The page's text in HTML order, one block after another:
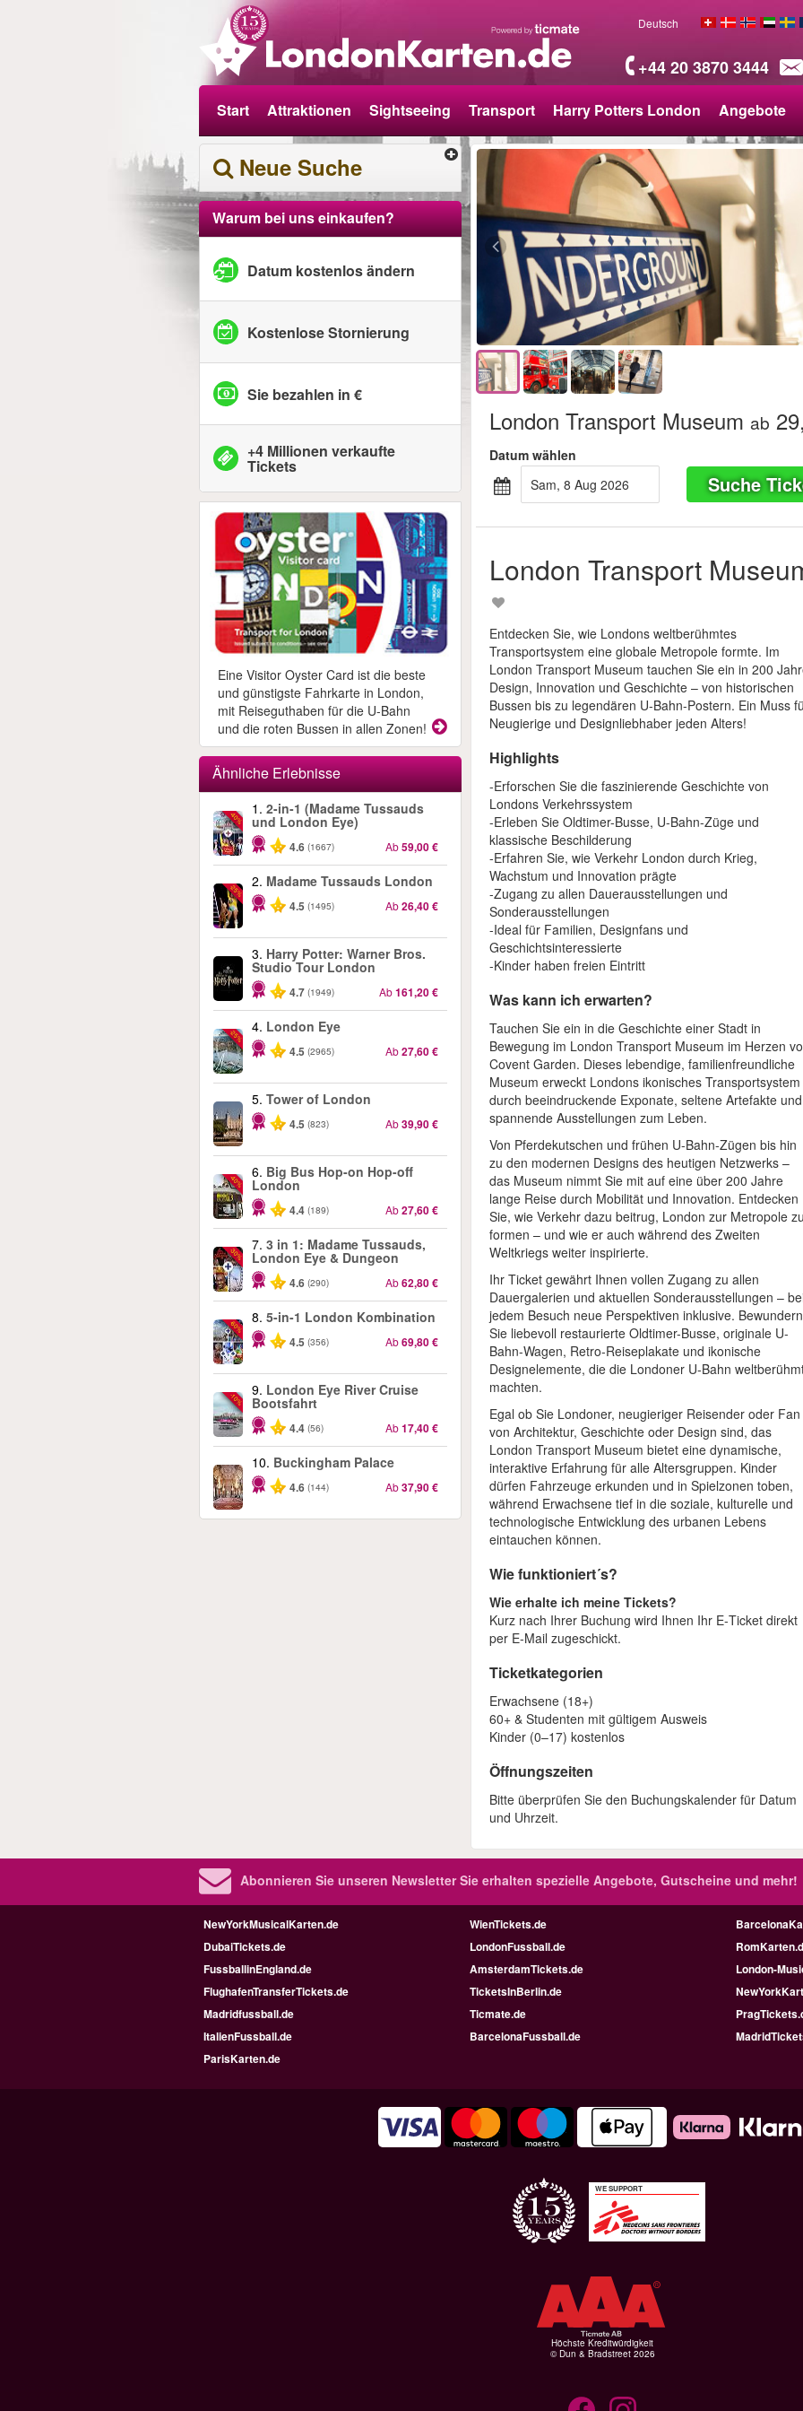
+44 20 3870 3444
Deutsch
Start Attraktionen Sightseeing Transport Harry Potters London Angebote
Neue Suche
Warum bei uns einkaufen?
Datum kostenlos ändern
Kostenlose Stornierung
Sie bezahlen in €
+4 Millionen verkaufte
Tickets
Eine Visitor Oyster Card ist die beste
und günstigste Fahrkarte in London,
mit Reiseguthaben für die U-Bahn
und die roten Bussen in allen Zonen!
Ähnliche Erlebnisse
-40%
1. 2-in-1 (Madame Tussauds
und London Eye)
4.6 (1667) Ab59,00 €
-25%
2. Madame Tussauds London
4.5 (1495) Ab26,40 €
3. Harry Potter: Warner Bros.
Studio Tour London
4.7 (1949) Ab161,20 €
-25%
4. London Eye
4.5 (2965) Ab27,60 €
5. Tower of London
4.5 (823) Ab39,90 €
-40%
6. Big Bus Hop-on Hop-off
London
4.4 (189) Ab27,60 €
-30%
7. 3 in 1: Madame Tussauds,
London Eye & Dungeon
4.6 (290) Ab62,80 €
-60%
8. 5-in-1 London Kombination
4.5 (356) Ab69,80 €
-10%
9. London Eye River Cruise
Bootsfahrt
4.4 (56) Ab17,40 €
10. Buckingham Palace
4.6 (144) Ab37,90 €
London Transport Museum ab
Datum wählen
Sam, 8 Aug 2026
Suche
London Transport
Entdecken Sie, wie Londons weltberühmtes
Transportsystem eine globale Metropole formte. Im
London Transport Museum tauchen Sie ein in 200
Design, Innovation und Geschichte – von historischen
Bussen bis zu legendären U-Bahn-Postern. Ein Muss
Neugierige und Designliebhaber jeden Alters!
Highlights
-Erforschen Sie die faszinierende Geschichte von
Londons Verkehrssystem
-Erleben Sie Oldtimer-Busse, U-Bahn-Züge und
klassische Beschilderung
-Erfahren Sie, wie Verkehr London durch Krieg,
Wachstum und Innovation prägte
-Zugang zu allen Dauerausstellungen und
Sonderausstellungen
-Ideal für Familien, Designfans und
Geschichtsinteressierte
-Kinder haben freien Eintritt
Was kann ich erwarten?
Tauchen Sie ein in die Geschichte einer Stadt in
Bewegung im London Transport Museum im Herzen
Covent Garden. Dieses lebendige, familienfreundliche
Museum erweckt Londons ikonisches Transportsystem
durch beeindruckende Exponate, seltene Artefakte und
spannende Ausstellungen zum Leben.
Von Pferdekutschen und frühen U-Bahn-Zügen bis hin
zu den modernen Designs des heutigen Netzwerks –
das Museum nimmt Sie mit auf eine über 200 Jahre
lange Reise durch Mobilität und Innovation. Entdecken
Sie, wie Verkehr dazu beitrug, London zur Metropole zu
formen – und wie er auch während des Zweiten
Weltkriegs weiter inspirierte.
Ihr Ticket gewährt Ihnen vollen Zugang zu allen
Dauergalerien und aktuellen Sonderausstellungen –
jedem Besuch neue Perspektiven inklusive. Bewundern
Sie liebevoll restaurierte Oldtimer-Busse, originale U-
Bahn-Wagen, Retro-Reiseplakate und ikonische
Designelemente, die die Londoner U-Bahn
machten.
Egal ob Sie Londoner, neugieriger Reisender oder Fan
von Architektur, Geschichte oder Design sind, das
London Transport Museum bietet eine dynamische,
interaktive Erfahrung für alle Altersgruppen. Kinder
dürfen Fahrzeuge erkunden und in Spielzonen toben,
während Erwachsene tief in die soziale, kulturelle und
technologische Entwicklung des urbanen Lebens
eintauchen können.
Wie funktioniert´s?
Wie erhalte ich meine Tickets?
Kurz nach Ihrer Buchung wird Ihnen Ihr E‑Ticket direkt
per E‑Mail zugeschickt.
Ticketkategorien
Erwachsene (18+)
60+ & Studenten mit gültigem Ausweis
Kinder (0–17) kostenlos
Öffnungszeiten
Bitte überprüfen Sie den Buchungskalender für Datum
und Uhrzeit.
Abonnieren Sie unseren NewsletterSie erhalten spezielle Angebote, Gutscheine und mehr!
NewYorkMusicalKarten.de WienTickets.de
DubaiTickets.de
LondonFussball.de
FussballinEngland.de
AmsterdamTickets.de
London-
FlughafenTransferTickets.de
TicketsInBerlin.de
Madridfussball.de
Ticmate.de
ItalienFussball.de
BarcelonaFussball.de
ParisKarten.de
WE SUPPORT
Höchste Kreditwürdigkeit
© Dun & Bradstreet 2026